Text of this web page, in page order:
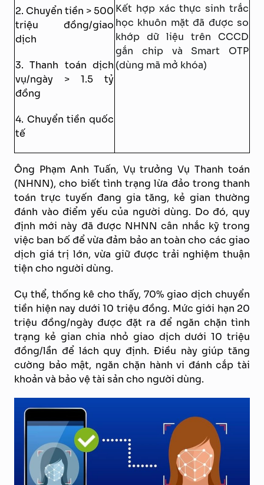
2. Chuyển tiền > 500
triệu đồng/giao
dịch
3. Thanh toán dịch
vụ/ngày > 1.5 tỷ
đồng
4. Chuyển tiền quốc
tế
Kết hợp xác thực sinh trắc
học khuôn mặt đã được so
khớp dữ liệu trên CCCD
gắn chip và Smart OTP
(dùng mã mở khóa)
Ông Phạm Anh Tuấn, Vụ trưởng Vụ Thanh toán
(NHNN), cho biết tình trạng lừa đảo trong thanh
toán trực tuyến đang gia tăng, kẻ gian thường
đánh vào điểm yếu của người dùng. Do đó, quy
định mới này đã được NHNN cân nhắc kỹ trong
việc ban bố để vừa đảm bảo an toàn cho các giao
dịch giá trị lớn, vừa giữ được trải nghiệm thuận
tiện cho người dùng.
Cụ thể, thống kê cho thấy, 70% giao dịch chuyển
tiền hiện nay dưới 10 triệu đồng. Mức giới hạn 20
triệu đồng/ngày được đặt ra để ngăn chặn tình
trạng kẻ gian chia nhỏ giao dịch dưới 10 triệu
đồng/lần để lách quy định. Điều này giúp tăng
cường bảo mật, ngăn chặn hành vi đánh cắp tài
khoản và bảo vệ tài sản cho người dùng.